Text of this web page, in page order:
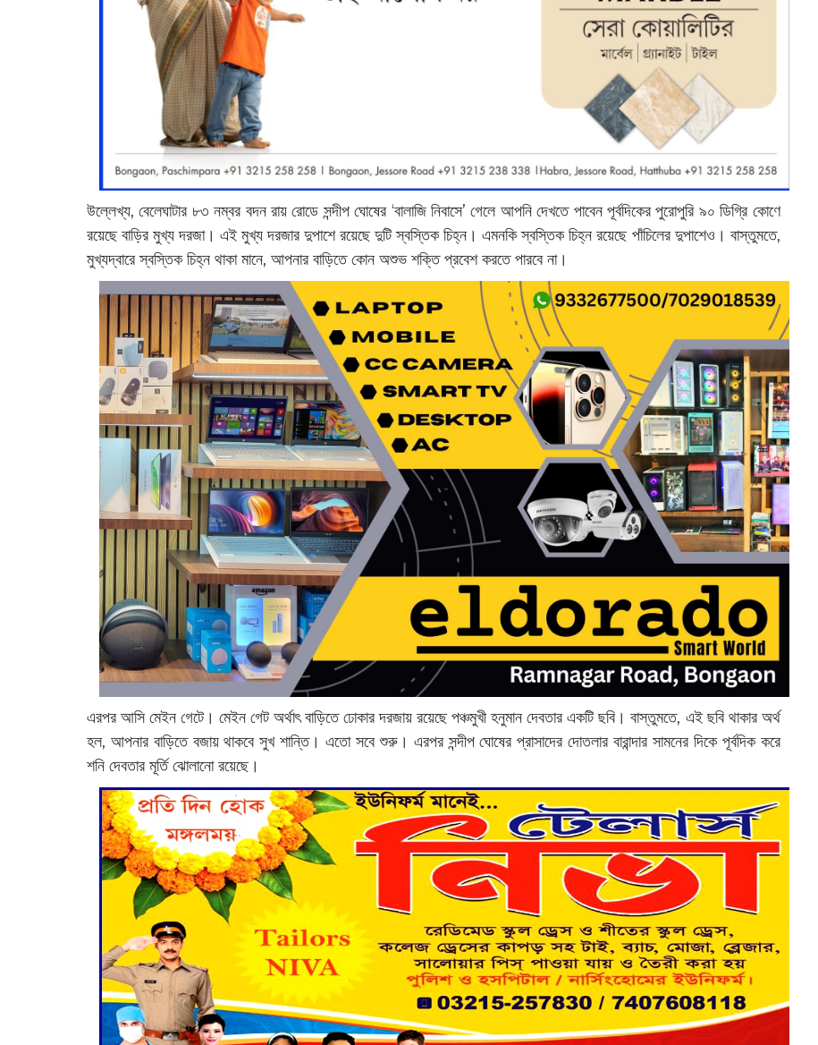
উল্লেখ্য, বেলেঘাটার ৮৩ নম্বর বদন রায় রোডে সন্দীপ ঘোষের ‘বালাজি নিবাসে’ গেলে আপনি দেখতে পাবেন পূর্বদিকের পুরোপুরি ৯০ ডিগ্রি কোণে
রয়েছে বাড়ির মুখ্য দরজা। এই মুখ্য দরজার দুপাশে রয়েছে দুটি স্বস্তিক চিহ্ন। এমনকি স্বস্তিক চিহ্ন রয়েছে পাঁচিলের দুপাশেও। বাস্তুমতে,
মুখ্যদ্বারে স্বস্তিক চিহ্ন থাকা মানে, আপনার বাড়িতে কোন অশুভ শক্তি প্রবেশ করতে পারবে না।
এরপর আসি মেইন গেটে। মেইন গেট অর্থাৎ বাড়িতে ঢোকার দরজায় রয়েছে পঞ্চমুখী হনুমান দেবতার একটি ছবি। বাস্তুমতে, এই ছবি থাকার অর্থ
হল, আপনার বাড়িতে বজায় থাকবে সুখ শান্তি। এতো সবে শুরু। এরপর সন্দীপ ঘোষের প্রাসাদের দোতলার বারান্দার সামনের দিকে পূর্বদিক করে
শনি দেবতার মূর্তি ঝোলানো রয়েছে।